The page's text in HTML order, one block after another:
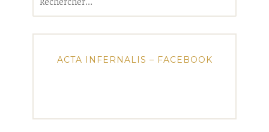
ACTA INFERNALIS – FACEBOOK